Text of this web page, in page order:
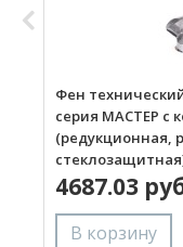
Фен
серия МАСТЕР с
(редукционная,
4687.03